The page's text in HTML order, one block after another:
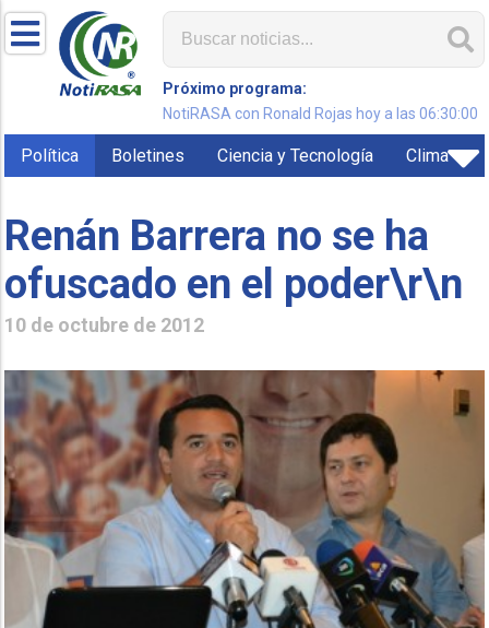
Próximo programa:
NotiRASA con Ronald Rojas hoy a las 06:30:00
Política Boletines Ciencia y Tecnología Clima
Renán Barrera no se ha
ofuscado en el poder\r\n
10 de octubre de 2012